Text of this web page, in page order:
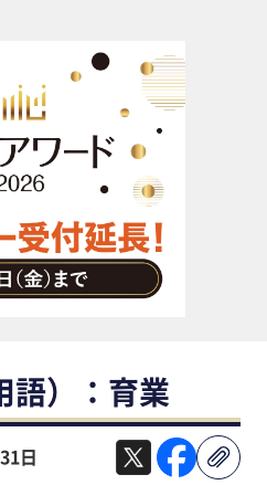
ン活性化
・SDGs
調査・レポート
語）：育業
日